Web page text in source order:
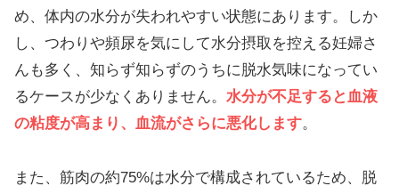
め、体内の水分が失われやすい状態にあります。しか
し、つわりや頻尿を気にして水分摂取を控える妊婦さ
んも多く、知らず知らずのうちに脱水気味になってい
るケースが少なくありません。 水分が不足すると血液
の粘度が高まり、血流がさらに悪化します。
また、筋肉の約75%は水分で構成されているため、脱